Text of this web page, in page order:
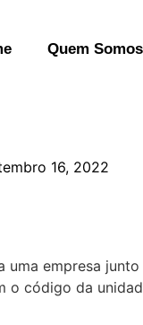
Quem Somos
16, 2022
empresa
código da